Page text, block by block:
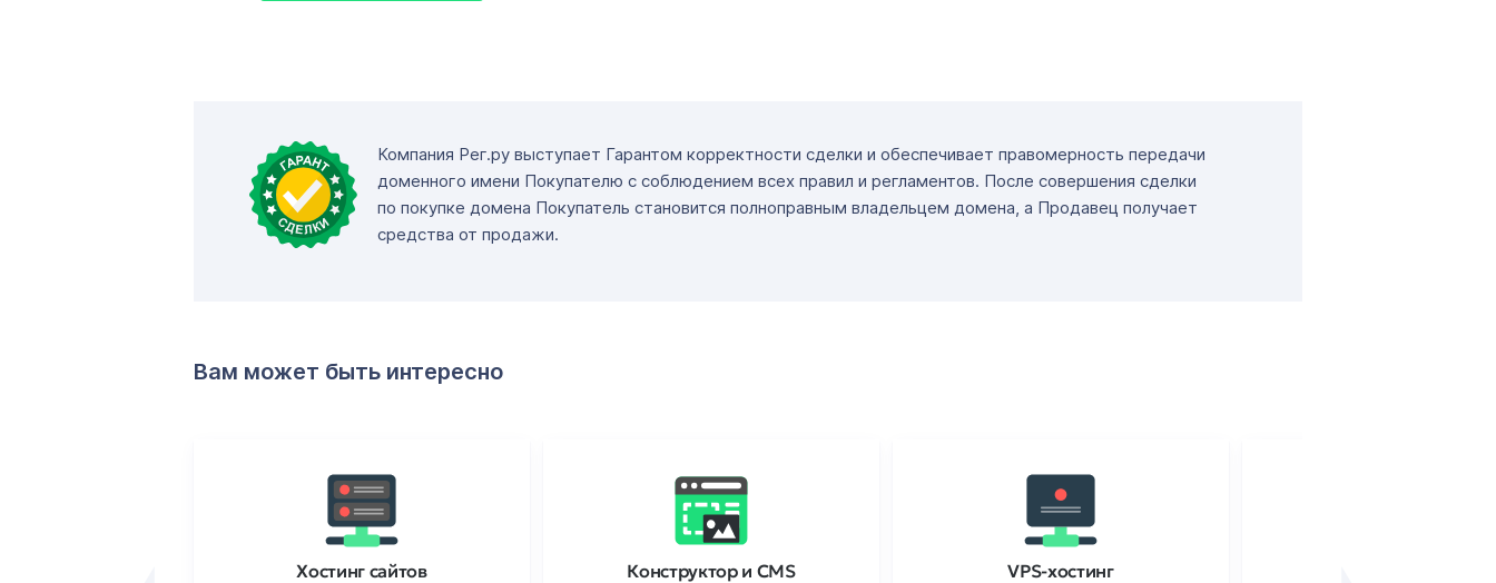
Компания Рег.ру выступает Гарантом корректности сделки и обеспечивает правомерность передачи
доменного имени Покупателю с соблюдением всех правил и регламентов. После совершения сделки
по покупке домена Покупатель становится полноправным владельцем домена, а Продавец получает
средства от продажи.
Вам может быть интересно
Хостинг сайтов Конструктор и CMS VPS-хостинг